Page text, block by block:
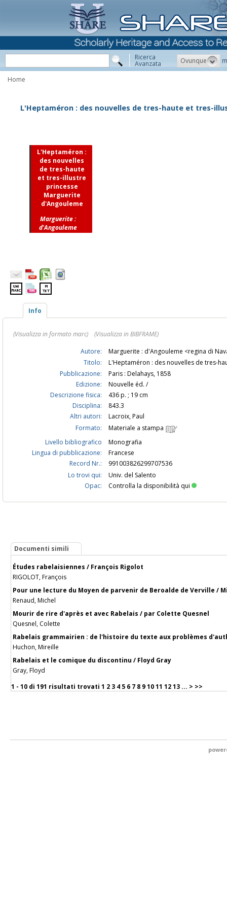
Ricerca
Avanzata Ovunque
Home
L'Heptaméron : des nouvelles de tres-haute et tres-
L'Heptaméron :
des nouvelles
de tres-haute
et tres-illustre
princesse
Marguerite
d'Angouleme
Marguerite :
d'Angouleme
Info
(Visualizza in formato marc)
(Visualizza in BIBFRAME)
Autore:
Marguerite : d'Angouleme <regina di
Titolo:
L'Heptaméron : des nouvelles de tres-
Pubblicazione:
Paris : Delahays, 1858
Edizione:
Nouvelle éd. /
Descrizione fisica:
436 p. ; 19 cm
Disciplina:
843.3
Altri autori:
Lacroix, Paul
Formato:
Materiale a stampa
Livello bibliografico
Monografia
Lingua di pubblicazione:
Francese
Record Nr.:
991003826299707536
Lo trovi qui:
Univ. del Salento
Opac:
Controlla la disponibilità qui
Documenti simili
Études rabelaisiennes / François Rigolot
RIGOLOT, François
Pour une lecture du Moyen de parvenir de Beroalde de Verville /
Renaud, Michel
Mourir de rire d'après et avec Rabelais / par Colette Quesnel
Quesnel, Colette
Rabelais grammairien : de l'histoire du texte aux problèmes
Huchon, Mireille
Rabelais et le comique du discontinu / Floyd Gray
Gray, Floyd
1 - 10 di 191 risultati trovati 1 2 3 4 5 6 7 8 91011 1213 ... > >>